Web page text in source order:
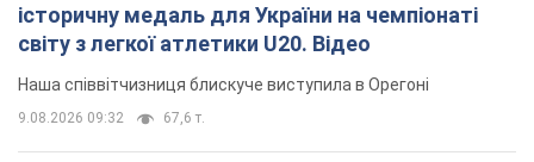
історичну медаль для України на чемпіонаті
світу з легкої атлетики U20. Відео
Наша співвітчизниця блискуче виступила в Орегоні
9.08.2026 09:32 67,6 т.